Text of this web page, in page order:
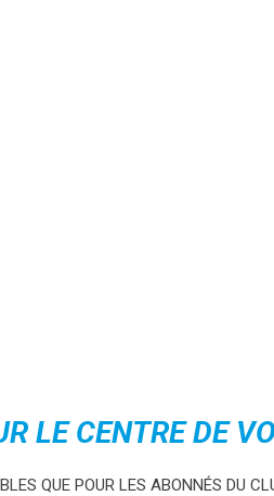
LE CENTRE DE
QUE POUR LES ABONNÉS DU